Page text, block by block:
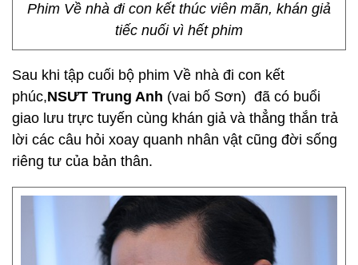
Phim Về nhà đi con kết thúc viên mãn, khán giả
tiếc nuối vì hết phim
Sau khi tập cuối bộ phim Về nhà đi con kết
phúc,NSƯT Trung Anh (vai bố Sơn) đã có buổi
giao lưu trực tuyến cùng khán giả và thẳng thắn trả
lời các câu hỏi xoay quanh nhân vật cũng đời sống
riêng tư của bản thân.